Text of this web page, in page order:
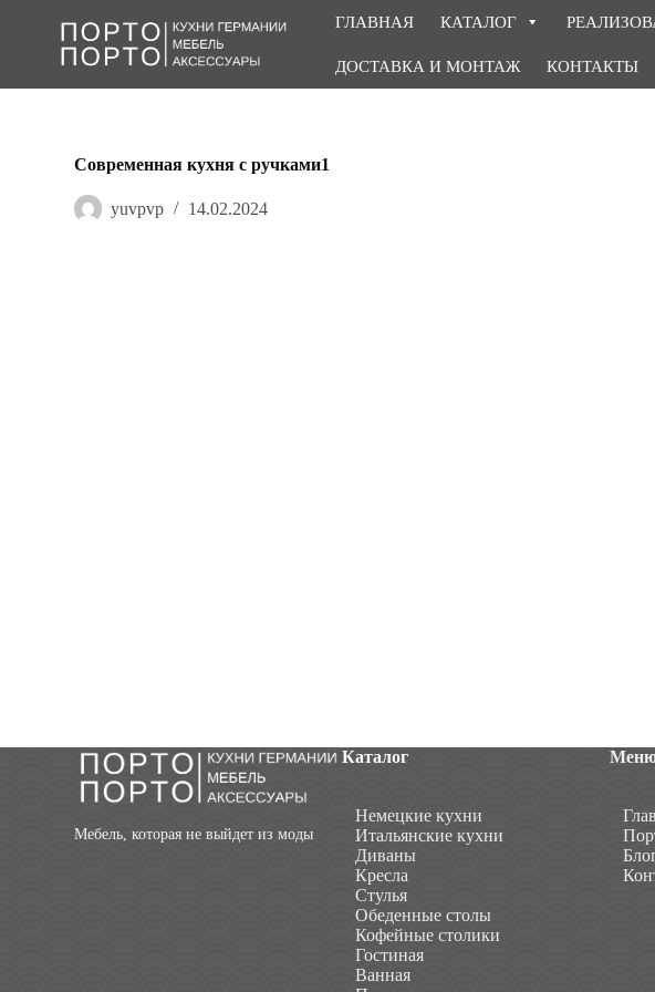
ГЛАВНАЯ КАТАЛОГ
ДОСТАВКА И МОНТАЖ КОНТАКТЫ
Современная кухня с ручками1
yuvpvp 14.02.2024
Мебель, которая не выйдет из моды
Каталог
Немецкие кухни
Итальянские кухни
Диваны
Кресла
Стулья
Обеденные столы
Кофейные столики
Гостиная
Ванная